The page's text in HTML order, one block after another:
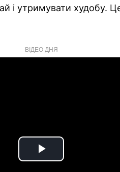
і утримувати худобу.
ВІДЕО ДНЯ
Play